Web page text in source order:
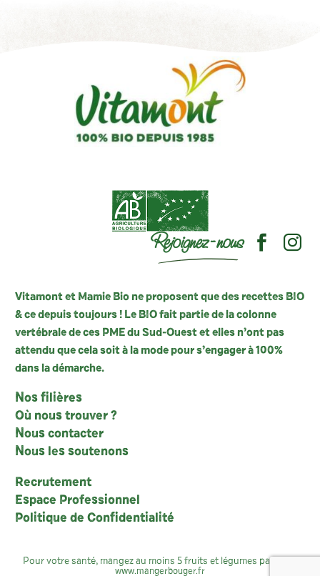
Rejoignez-nous
Vitamont et Mamie Bio ne proposent que des recettes BIO
& ce depuis toujours ! Le BIO fait partie de la colonne
vertébrale de ces PME du Sud-Ouest et elles n’ont pas
attendu que cela soit à la mode pour s’engager à 100%
dans la démarche.
Nos filières
Où nous trouver ?
Nous contacter
Nous les soutenons
Recrutement
Espace Professionnel
Politique de Confidentialité
Pour votre santé, mangez au moins 5 fruits et légumes par jour :
www.mangerbouger.fr